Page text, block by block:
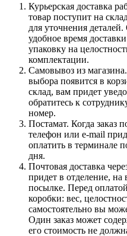
Курьерская доставка
товар поступит на
для уточнения
удобное время
упаковку на
комплектации.
Самовывоз из
выбора появится в
склад, вам придет
обратитесь к
номер.
Постамат. Когда заказ
телефон или e-mail
оплатить в терминале
дня.
Почтовая доставка
придет в отделение,
посылке. Перед
коробки: вес,
самостоятельно вы
Один заказ может
его стоимость не